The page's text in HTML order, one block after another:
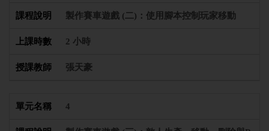
製作賽車遊戲 (二)：使用腳本控制玩家移動
2 小時
張天豪
4